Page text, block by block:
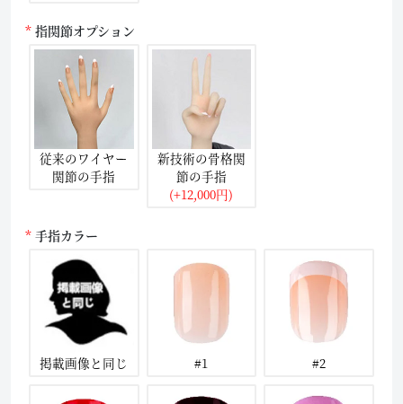
指関節オプション
従来のワイヤー
関節の手指
新技術の骨格関
節の手指
(+12,000円)
手指カラー
掲載画像と同じ #1 #2